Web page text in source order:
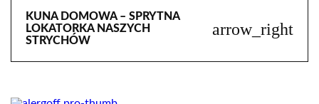
KUNA DOMOWA – SPRYTNA
LOKATORKA NASZYCH
STRYCHÓW
arrow_right